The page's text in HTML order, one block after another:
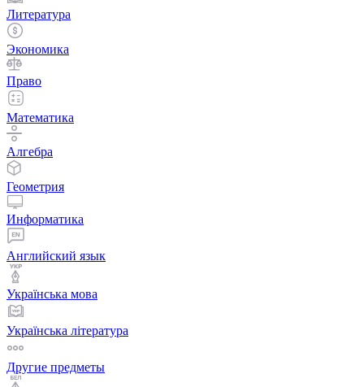
Литература
Экономика
Право
Математика
Алгебра
Геометрия
Информатика
Английский язык
Українська мова
Українська література
Другие предметы